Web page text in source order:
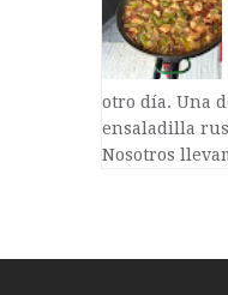
otro día. Una
ensaladilla
Nosotros